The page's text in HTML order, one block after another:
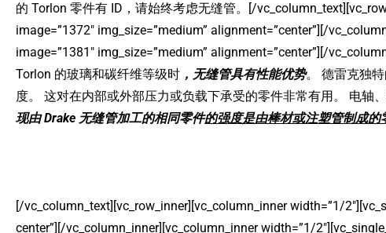
的 Torlon 零件有 ID，请始终考虑无缝管。[/
image=”1372″ img_size=”medium” alignment=”center”][/
image=”1381″ img_size=”medium” alignment=”center”][/
Torlon 的玻璃和碳纤维等级时 ，无缝管具有性能优势。 德雷克独
度。 这对在内部或外部压力或负载下承受的零件非常有用。 电轴
现由 Drake 无缝管加工的相同零件的强度是由棒材或注塑管制成的
[/vc_column_text][vc_row_inner][vc_column_inner width=”1/
center”][/vc_column_inner][vc_column_inner width=”1/